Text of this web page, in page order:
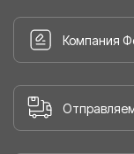
Компания
Отправляем